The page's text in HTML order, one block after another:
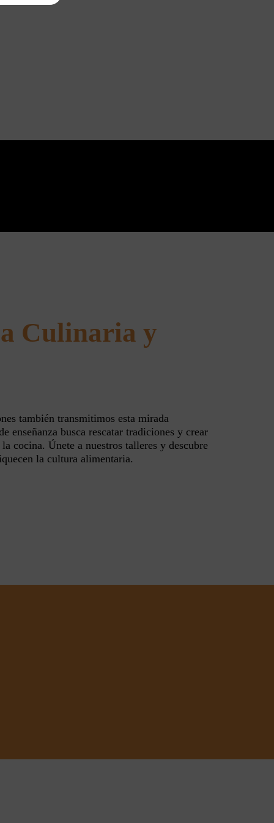
Culinaria y
también transmitimos esta mirada
enseñanza busca rescatar tradiciones y crear
cocina. Únete a nuestros talleres y descubre
la cultura alimentaria.